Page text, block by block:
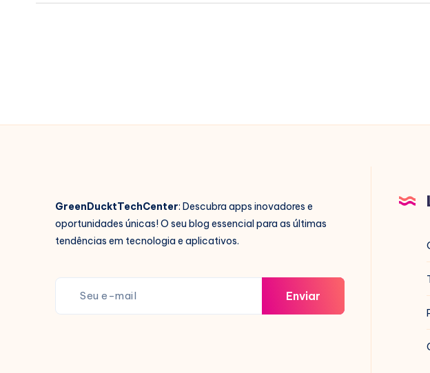
GreenDucktTechCenter: Descubra apps inovadores e
oportunidades únicas! O seu blog essencial para as últimas
tendências em tecnologia e aplicativos.
Enviar